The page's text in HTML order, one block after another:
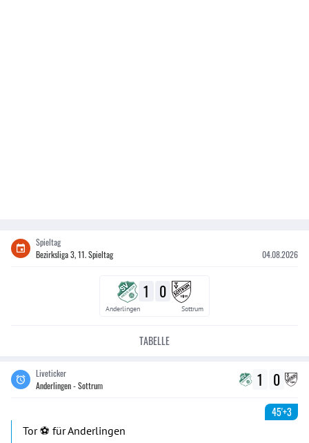
Spieltag
Bezirksliga 3, 11. Spieltag
04.08.2026
1 0
Anderlingen Sottrum
TABELLE
Liveticker
Anderlingen - Sottrum
1 0
45'+3
Tor ⚽️ für Anderlingen